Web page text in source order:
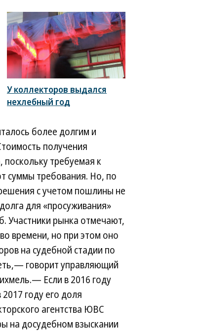
У коллекторов выдался
нехлебный год
более долгим и
получения
поскольку требуемая к
суммы требования. Но, по
с учетом пошлины не
для «просуживания»
Участники рынка отмечают,
времени, но при этом оно
на судебной стадии по
говорит управляющий
Если в 2016 году
году его доля
агентства ЮВС
на досудебном взыскании